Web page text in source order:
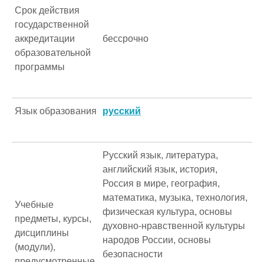
Срок действия
государственной
аккредитации
образовательной
программы
бессрочно
Язык образования русский
Учебные
предметы, курсы,
дисциплины
(модули),
Русский язык, литература,
английский язык, история,
Россия в мире, география,
математика, музыка, технология,
физическая культура, основы
духовно-нравственной культуры
народов России, основы
безопасности